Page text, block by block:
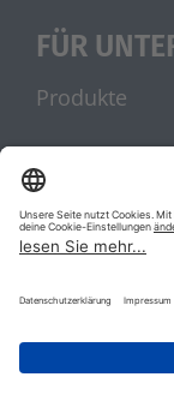
FÜR
Produkte
UNSERE
Jobblitz.de
AGB |